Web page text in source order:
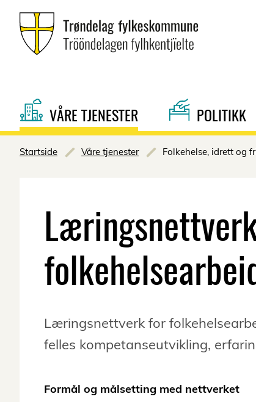
VÅRE TJENESTER POLITIKK
Startside Våre tjenester Folkehelse, idrett og
Læringsnettverk for
felles kompetanseutvikling,
Formål og målsetting med nettverket